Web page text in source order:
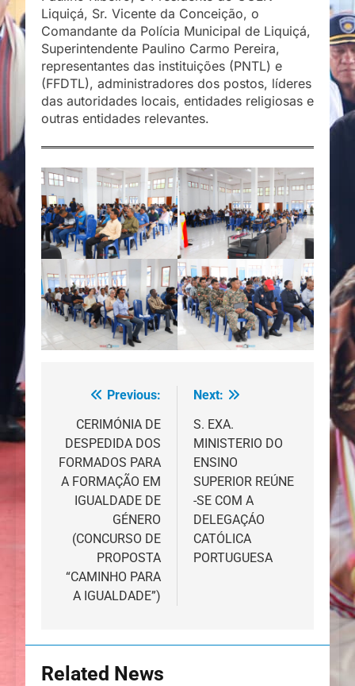
Liquiçá, Sr. Vicente da Conceição, o
Comandante da Polícia Municipal de Liquiçá,
Superintendente Paulino Carmo Pereira,
representantes das instituições (PNTL) e
(FFDTL), administradores dos postos, líderes
das autoridades locais, entidades religiosas e
outras entidades relevantes.
Navegação
de
artigos
Previous:
CERIMÓNIA DE
DESPEDIDA DOS
FORMADOS PARA
A FORMAÇÃO EM
IGUALDADE DE
GÉNERO
(CONCURSO DE
PROPOSTA
“CAMINHO PARA
A IGUALDADE”)
Next:
S. EXA.
MINISTERIO DO
ENSINO
SUPERIOR REÚNE
-SE COM A
DELEGAÇÁO
CATÓLICA
PORTUGUESA
Related News